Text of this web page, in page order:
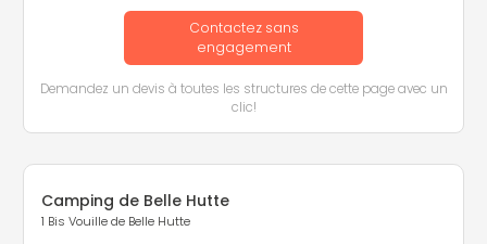
Contactez sans
engagement
Demandez un devis à toutes les structures de cette page avec un
clic!
Camping de Belle Hutte
1 Bis Vouille de Belle Hutte